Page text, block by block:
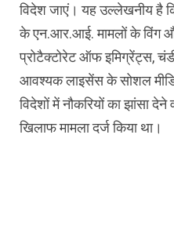
विदेश जाएं। यह उल्लेखनीय है
के एन.आर.आई. मामलों के विंग
प्रोटैक्टोरेट ऑफ इमिग्रेंट्स,
आवश्यक लाइसेंस के सोशल
विदेशों में नौकरियों का झांसा
खिलाफ मामला दर्ज किया था।